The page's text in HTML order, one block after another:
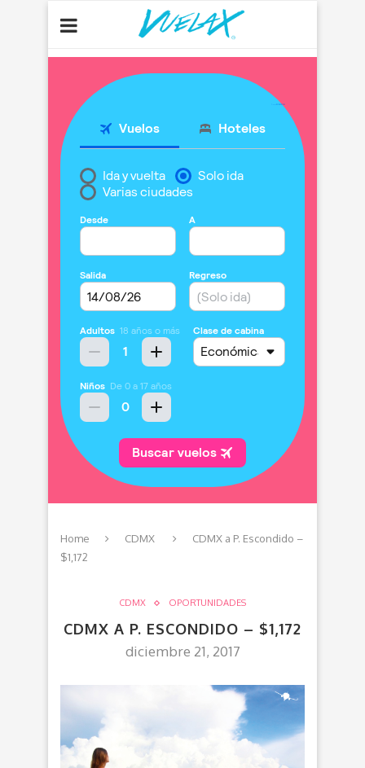
Home CDMX
CDMX a P. Escondido –
$1,172
CDMX OPORTUNIDADES
CDMX A P. ESCONDIDO – $1,172
diciembre 21, 2017